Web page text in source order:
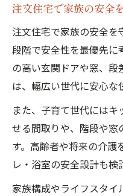
注文住宅で家族の安全
注文住宅で家族の安全
段階で安全性を最優先に
の高い玄関ドアや窓、
は、幅広い世代に安心な
また、子育て世代には
せる間取りや、階段や窓
す。高齢者や将来の介護
レ・浴室の安全設計も検
家族構成やライフスタイ